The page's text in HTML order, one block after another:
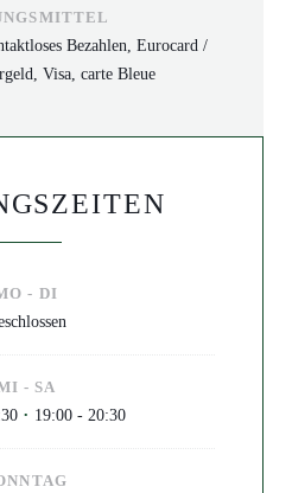
Bezahlen, Eurocard /
Visa, carte Bleue
- DI
-SA
• 19:00 - 20:30